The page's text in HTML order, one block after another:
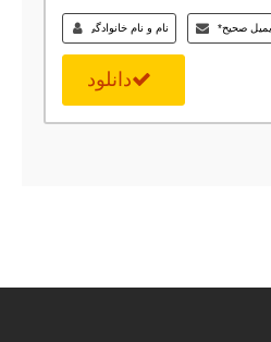
دانلود